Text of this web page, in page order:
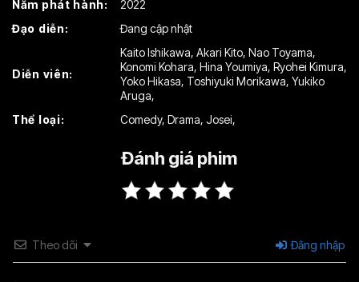
Tập 16
Tập 22 Tập 23 Tập 24
Năm phát hành:
2022
Đạo diễn:
Đang cập nhật
Diễn viên:
Kaito Ishikawa, Akari Kito, Nao Toyama,
Konomi Kohara, Hina Youmiya, Ryohei Kimura,
Yoko Hikasa, Toshiyuki Morikawa, Yukiko
Aruga,
Thể loại:
Comedy, Drama, Josei,
Đánh giá phim
Theo dõi Đăng nhập